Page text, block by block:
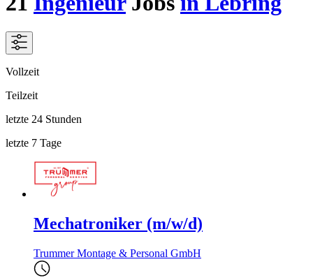
Vollzeit
Teilzeit
letzte 24 Stunden
letzte 7 Tage
Mechatroniker (m/w/d)
Trummer Montage & Personal GmbH